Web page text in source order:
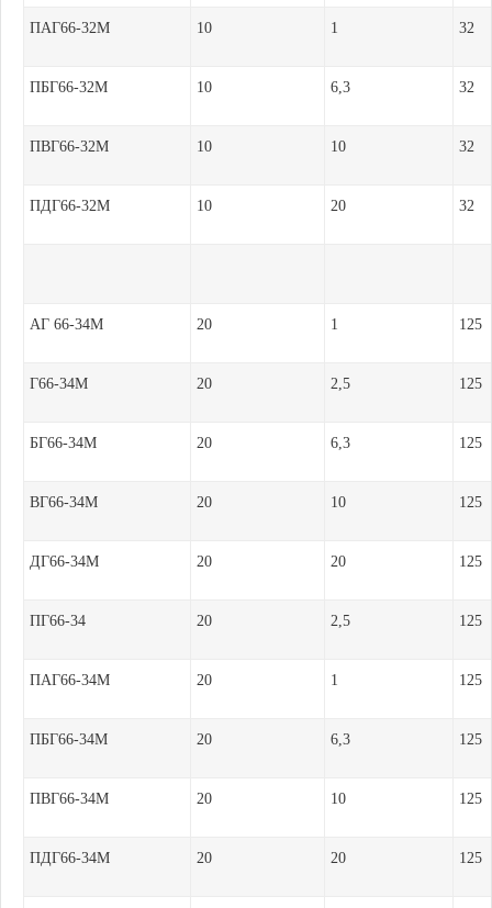
ПАГ66-32М 10 1 32
ПБГ66-32М 10 6,3 32
ПВГ66-32М 10 10 32
ПДГ66-32М 10 20 32
АГ 66-34М 20 1 125
Г66-34М 20 2,5 125
БГ66-34М 20 6,3 125
ВГ66-34М 20 10 125
ДГ66-34М 20 20 125
ПГ66-34 20 2,5 125
ПАГ66-34М 20 1 125
ПБГ66-34М 20 6,3 125
ПВГ66-34М 20 10 125
ПДГ66-34М 20 20 125